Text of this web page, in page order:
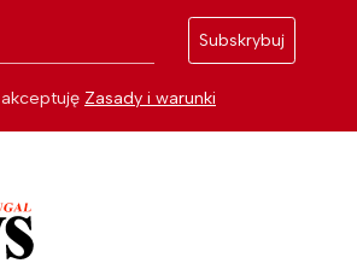
Subskrybuj
Zasady i warunki